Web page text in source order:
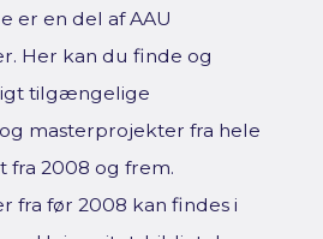
er en del af AAU
Her kan du finde og
tilgængelige
masterprojekter fra hele
fra 2008 og frem.
fra før 2008 kan findes i